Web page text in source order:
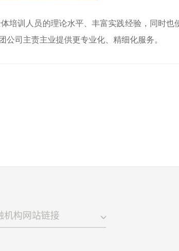
培训人员的理论水平、丰富实践经验，同时也
司主责主业提供更专业化、精细化服务。
机构网站链接